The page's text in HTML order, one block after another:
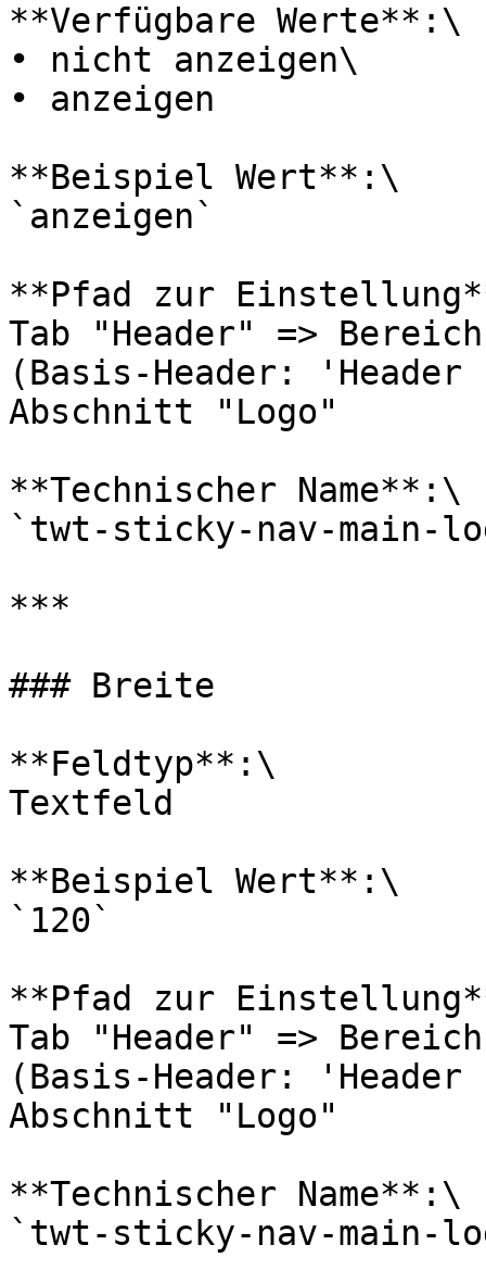
**Verfügbare Werte**:\
• nicht anzeigen\
• anzeigen
**Beispiel Wert**:\
`anzeigen`
**Pfad zur
Tab "Header" =>
(Basis-Header:
Abschnitt "Logo"
**Technischer Name**:\
`twt-sticky-nav-main-
***
### Breite
**Feldtyp**:\
Textfeld
**Beispiel Wert**:\
`120`
**Pfad zur
Tab "Header" =>
(Basis-Header:
Abschnitt "Logo"
**Technischer Name**:\
`twt-sticky-nav-main-